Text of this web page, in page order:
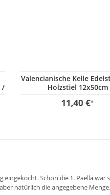
/
Valencianische Kelle
Holzstiel 12x50cm
11,40 €*
eingekocht. Schon die 1. Paella war
natürlich die angegebene Menge.